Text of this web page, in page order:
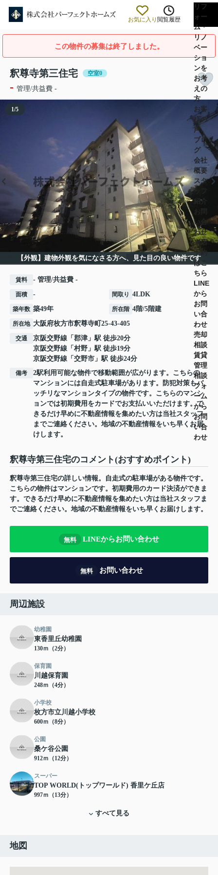
お気に入り 閲覧履歴
リフ
ォー
ム・
リノ
ベー
ショ
ンを
お考
えの
方
お客
様の
声
ブロ
グ
会社
概要
スタ
ッフ
紹介
い合
わせ
来店
予約
はこ
ちら
LINE
から
お問
い合
わせ
売却
相談
賃貸
管理
相談
フォ
ーム
から
お問
い合
わせ
この物件の募集は終了しました。
釈尊寺第三住宅 空室0
- 管理/共益費 -
【外観】建物外観を気になさる方へ、見た目の良い物件です
1/5
賃料 - 管理/共益費 -
面積 - 間取り 4LDK
築年数 築49年 所在階 4階/5階建
所在地 大阪府枚方市釈尊寺町 25-43-405
交通 京阪交野線 「 郡津 」駅 徒歩20分
京阪交野線 「 村野 」駅 徒歩19分
京阪交野線 「 交野市 」駅 徒歩24分
備考
2駅利用可能な物件で移動範囲が広がります。こちらの
マンションには自走式駐車場があります。防犯対策もバ
ッチリなマンションタイプの物件です。こちらのマンシ
ョンでは初期費用をカードでお支払いいただけます。で
きるだけ早めに不動産情報を集めたい方は当社スタッフ
までご連絡ください。地域の不動産情報をいち早くお届
けします。
釈尊寺第三住宅のコメント(おすすめポイント)
釈尊寺第三住宅の詳しい情報。自走式の駐車場がある物件です。
こちらの物件はマンションです。初期費用のカード決済ができま
す。できるだけ早めに不動産情報を集めたい方は当社スタッフま
でご連絡ください。地域の不動産情報をいち早くお届けします。
無料 LINEからお問い合わせ
無料 お問い合わせ
周辺施設
幼稚園
東香里丘幼稚園
130ｍ（2分）
保育園
川越保育園
248ｍ（4分）
小学校
枚方市立川越小学校
600ｍ（8分）
公園
桑ケ谷公園
912ｍ（12分）
スーパー
TOP WORLD(トップワールド) 香里ケ丘店
997ｍ（13分）
すべて見る
地図